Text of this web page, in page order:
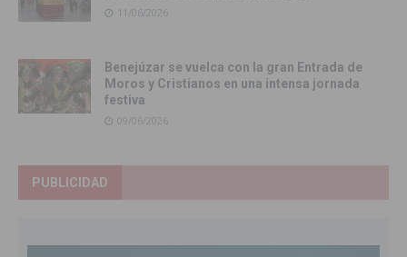
11/06/2026
Benejúzar se vuelca con la gran Entrada de
Moros y Cristianos en una intensa jornada
festiva
09/06/2026
PUBLICIDAD